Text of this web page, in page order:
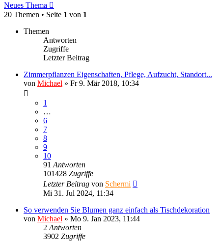
Neues Thema
20 Themen • Seite 1 von 1
Themen
Antworten
Zugriffe
Letzter Beitrag
Zimmerpflanzen Eigenschaften, Pflege, Aufzucht, Standort...
von Michael » Fr 9. Mär 2018, 10:34
1
…
6
7
8
9
10
91 Antworten
101428 Zugriffe
Letzter Beitrag von Schermi
Mi 31. Jul 2024, 11:34
So verwenden Sie Blumen ganz einfach als Tischdekoration
von Michael » Mo 9. Jan 2023, 11:44
2 Antworten
3902 Zugriffe